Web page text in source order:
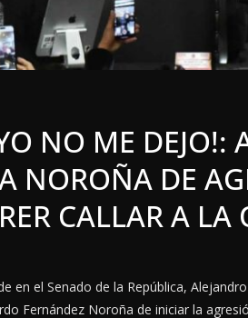
NO ME DEJO!:
NOROÑA DE
CALLAR A LA
en el Senado de la República,
Fernández Noroña de iniciar la
2026